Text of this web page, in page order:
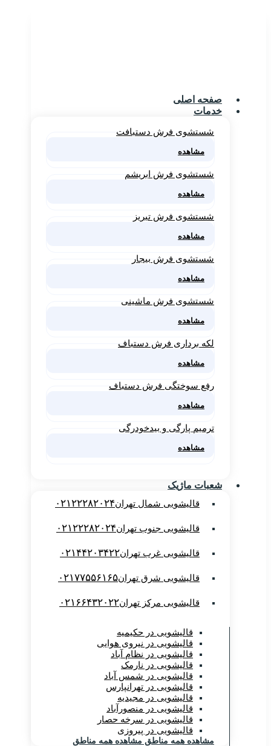
صفحه اصلی
خدمات
شستشوی فرش دستبافت
مشاهده
شستشوی فرش ابریشم
مشاهده
شستشوی فرش تبریز
مشاهده
شستشوی فرش بیجار
مشاهده
شستشوی فرش ماشینی
مشاهده
لکه برداری فرش دستباف
مشاهده
رفع سوختگی فرش دستباف
مشاهده
ترمیم پارگی و بیدخودرگی
مشاهده
شعبات ماژیک
قالیشویی شمال تهران۰۲۱۲۲۲۸۲۰۲۴
قالیشویی جنوب تهران۰۲۱۲۲۲۸۲۰۲۴
قالیشویی غرب تهران۰۲۱۴۴۲۰۳۴۲۲
قالیشویی شرق تهران۰۲۱۷۷۵۵۶۱۶۵
قالیشویی مرکز تهران۰۲۱۶۶۴۳۲۰۲۲
قالیشویی در حکیمیه
قالیشویی در نیروی هوایی
قالیشویی در نظام آباد
قالیشویی در نارمک
قالیشویی در شمس آباد
قالیشویی در تهرانپارس
قالیشویی در مجیدیه
قالیشویی در منصورآباد
قالیشویی در سرخه حصار
قالیشویی در پیروزی
مشاهده همه مناطق مشاهده همه مناطق